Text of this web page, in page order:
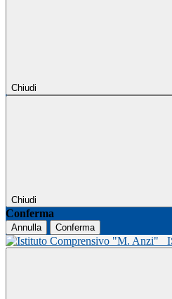
Chiudi
Chiudi
Conferma
Annulla Conferma